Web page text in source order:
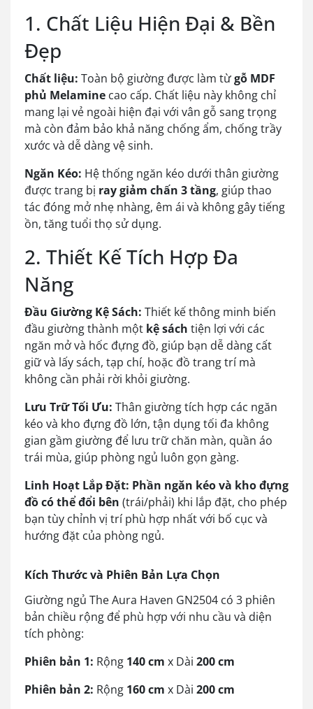
1. Chất Liệu Hiện Đại & Bền
Đẹp
Chất liệu: Toàn bộ giường được làm từgỗ MDF
phủ Melamine cao cấp. Chất liệu này không chỉ
mang lại vẻ ngoài hiện đại với vân gỗ sang trọng
mà còn đảm bảo khả năng chống ẩm, chống trầy
xước và dễ dàng vệ sinh.
Ngăn Kéo: Hệ thống ngăn kéo dưới thân giường
được trang bị ray giảm chấn 3 tầng, giúp thao
tác đóng mở nhẹ nhàng, êm ái và không gây tiếng
ồn, tăng tuổi thọ sử dụng.
2. Thiết Kế Tích Hợp Đa
Năng
Đầu Giường Kệ Sách: Thiết kế thông minh biến
đầu giường thành một kệ sách tiện lợi với các
ngăn mở và hốc đựng đồ, giúp bạn dễ dàng cất
giữ và lấy sách, tạp chí, hoặc đồ trang trí mà
không cần phải rời khỏi giường.
Lưu Trữ Tối Ưu: Thân giường tích hợp các ngăn
kéo và kho đựng đồ lớn, tận dụng tối đa không
gian gầm giường để lưu trữ chăn màn, quần áo
trái mùa, giúp phòng ngủ luôn gọn gàng.
Linh Hoạt Lắp Đặt: Phần ngăn kéo và kho đựng
đồ có thể đổi bên (trái/phải) khi lắp đặt, cho phép
bạn tùy chỉnh vị trí phù hợp nhất với bố cục và
hướng đặt của phòng ngủ.
Kích Thước và Phiên Bản Lựa Chọn
Giường ngủ The Aura Haven GN2504 có 3 phiên
bản chiều rộng để phù hợp với nhu cầu và diện
tích phòng:
Phiên bản 1: Rộng 140 cm x Dài 200 cm
Phiên bản 2: Rộng 160 cm x Dài 200 cm